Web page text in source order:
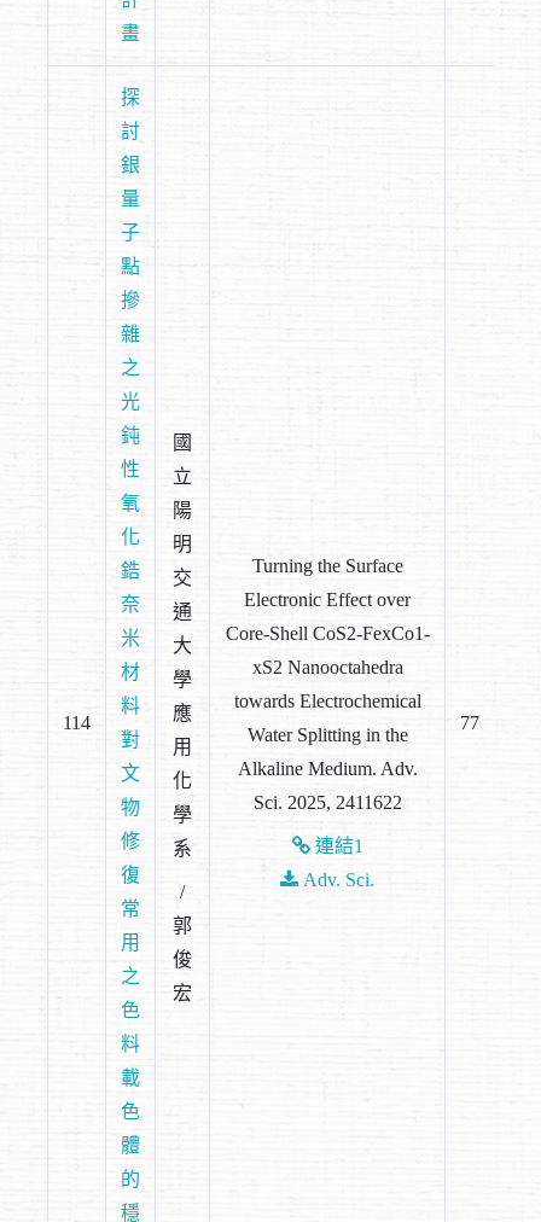
畫
114
探
討
銀
量
子
點
摻
雜
之
光
鈍
性
氧
化
鋯
奈
米
材
料
對
文
物
修
復
常
用
之
色
料
載
色
體
的
穩
國
立
陽
明
交
通
大
學
應
用
化
學
系
/
郭
俊
宏
Turning the Surface
Electronic Effect over
Core-Shell CoS2-FexCo1-
xS2 Nanooctahedra
towards Electrochemical
Water Splitting in the
Alkaline Medium. Adv.
Sci. 2025, 2411622
連結1
Adv. Sci.
77